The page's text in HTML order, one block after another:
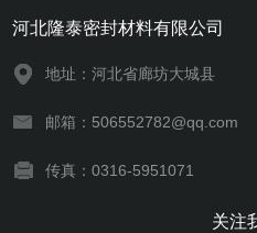
河北隆泰密封材料有限公司
地址：河北省廊坊大城县
邮箱：506552782@qq.com
传真：0316-5951071
关注